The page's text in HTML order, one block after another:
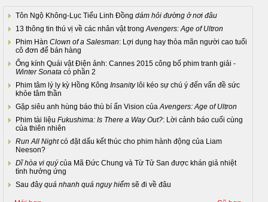
Tôn Ngộ Không-Lục Tiểu Linh Đồng dám hỏi đường ở nơi đâu
13 thông tin thú vị về các nhân vật trongAvengers: Age of Ultron
Phim Hàn Clown of a Salesman: Lợi dụng hay thỏa mãn người cao tuổi
cô đơn để bán hàng
Ống kính Quái vật Điện ảnh: Cannes 2015 công bố phim tranh giải -
Winter Sonata có phần 2
Phim tâm lý ly kỳ Hồng Kông Insanitylôi kéo sự chú ý đến vấn đề sức
khỏe tâm thần
Gặp siêu anh hùng báo thù bí ẩn Vision củaAvengers: Age of Ultron
Phim tài liệu Fukushima: Is There a Way Out?: Lời cảnh báo cuối cùng
của thiên nhiên
Run All Nightcó đặt dấu kết thúc cho phim hành động của Liam
Neeson?
Dĩ hòa vi quýcủa Mã Đức Chung và Từ Tử San được khán giả nhiệt
tình hưởng ứng
Sau đây quá nhanh quá nguy hiểm sẽ đi về đâu